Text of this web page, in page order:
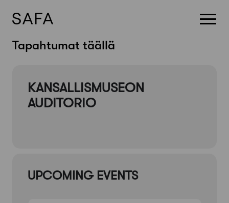
SkipTapahtumat täällä
KANSALLISMUSEON
AUDITORIO
UPCOMING EVENTS